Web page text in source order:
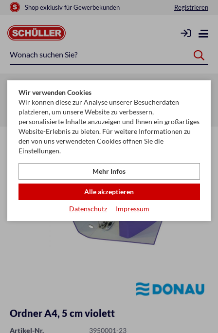
Shop exklusiv für Gewerbekunden Registrieren
Startseite Schule & Büro
Ordnen & Ordnungshilfen
Ordner & Ordnungshilfen
Ordner A4, 5 cm violett
Artikel-Nr.
3950001-23
Wir verwenden Cookies
Wir können diese zur Analyse unserer Besucherdaten
platzieren, um unsere Website zu verbessern,
personalisierte Inhalte anzuzeigen und Ihnen ein großartiges
Website-Erlebnis zu bieten. Für weitere Informationen zu
den von uns verwendeten Cookies öffnen Sie die
Einstellungen.
Mehr Infos
Alle akzeptieren
Datenschutz Impressum